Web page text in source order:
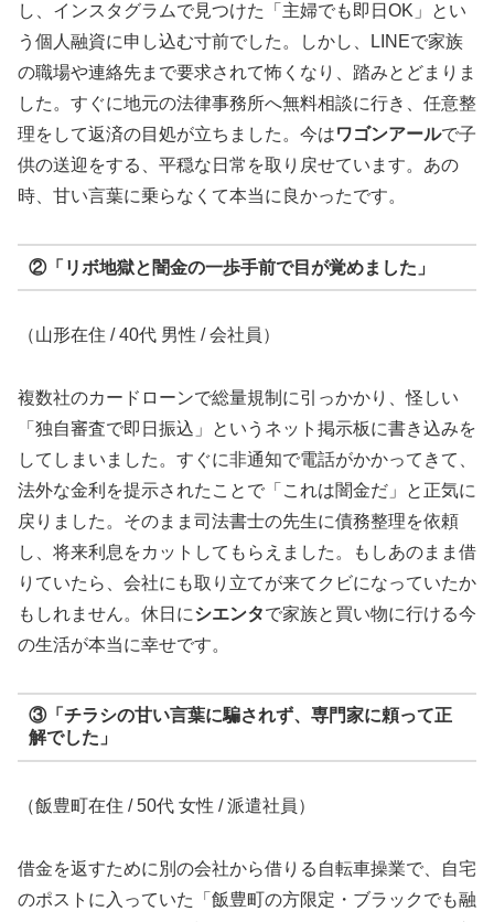
し、インスタグラムで見つけた「主婦でも即日OK」とい
う個人融資に申し込む寸前でした。しかし、LINEで家族
の職場や連絡先まで要求されて怖くなり、踏みとどまりま
した。すぐに地元の法律事務所へ無料相談に行き、任意整
理をして返済の目処が立ちました。今はワゴンアールで子
供の送迎をする、平穏な日常を取り戻せています。あの
時、甘い言葉に乗らなくて本当に良かったです。
②「リボ地獄と闇金の一歩手前で目が覚めました」
（山形在住 / 40代 男性 / 会社員）
複数社のカードローンで総量規制に引っかかり、怪しい
「独自審査で即日振込」というネット掲示板に書き込みを
してしまいました。すぐに非通知で電話がかかってきて、
法外な金利を提示されたことで「これは闇金だ」と正気に
戻りました。そのまま司法書士の先生に債務整理を依頼
し、将来利息をカットしてもらえました。もしあのまま借
りていたら、会社にも取り立てが来てクビになっていたか
もしれません。休日にシエンタで家族と買い物に行ける今
の生活が本当に幸せです。
③「チラシの甘い言葉に騙されず、専門家に頼って正
解でした」
（飯豊町在住 / 50代 女性 / 派遣社員）
借金を返すために別の会社から借りる自転車操業で、自宅
のポストに入っていた「飯豊町の方限定・ブラックでも融